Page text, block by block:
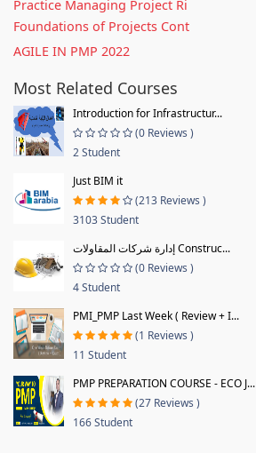
Practice Managing Project Ri
Foundations of Projects Cont
AGILE IN PMP 2022
Most Related Courses
Introduction for Infrastructur...
(0 Reviews )
2 Student
Just BIM it
(213 Reviews )
3103 Student
إدارة شركات المقاولات Construc...
(0 Reviews )
4 Student
PMI_PMP Last Week ( Review + I...
(1 Reviews )
11 Student
PMP PREPARATION COURSE - ECO J...
(27 Reviews )
166 Student